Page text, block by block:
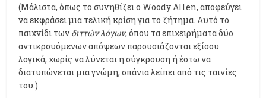
(Μάλιστα, όπως το συνηθίζει ο Woody Allen, αποφεύγει
να εκφράσει μια τελική κρίση για το ζήτημα. Αυτό το
παιχνίδι των διττών λόγων, όπου τα επιχειρήματα δύο
αντικρουόμενων απόψεων παρουσιάζονται εξίσου
λογικά, χωρίς να λύνεται η σύγκρουση ή έστω να
διατυπώνεται μια γνώμη, σπάνια λείπει από τις ταινίες
του.)